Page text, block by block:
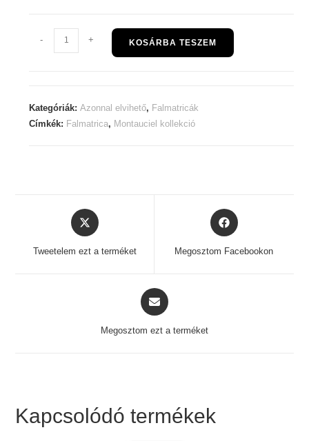
Montauciel
falmatrica
felhő
mennyiség
- + KOSÁRBA TESZEM
Kategóriák:Azonnal elvihető, Falmatricák
Címkék: Falmatrica, Montauciel kollekció
Opens
in
new
Tweetelem ezt a terméket
Opens
in
new
Megosztom Facebookon
Opens
in
new
Megosztom ezt a terméket
Kapcsolódó termékek